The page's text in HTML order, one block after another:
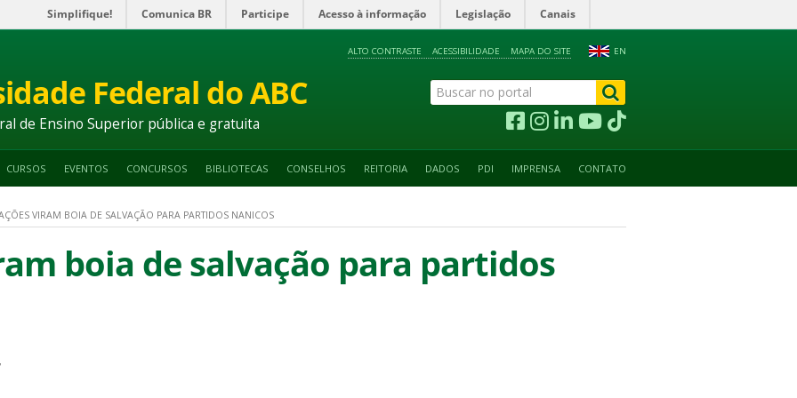
Simplifique! Comunica BR Participe Acesso à informação Legislação Canais
EN
ALTO CONTRASTE ACESSIBILIDADE MAPA DO SITE
Federal do ABC
de Ensino Superior pública e gratuita
CURSOS EVENTOS CONCURSOS BIBLIOTECAS CONSELHOS REITORIA DADOS PDI IMPRENSA CONTATO
VIRAM BOIA DE SALVAÇÃO PARA PARTIDOS NANICOS
boia de salvação para partidos